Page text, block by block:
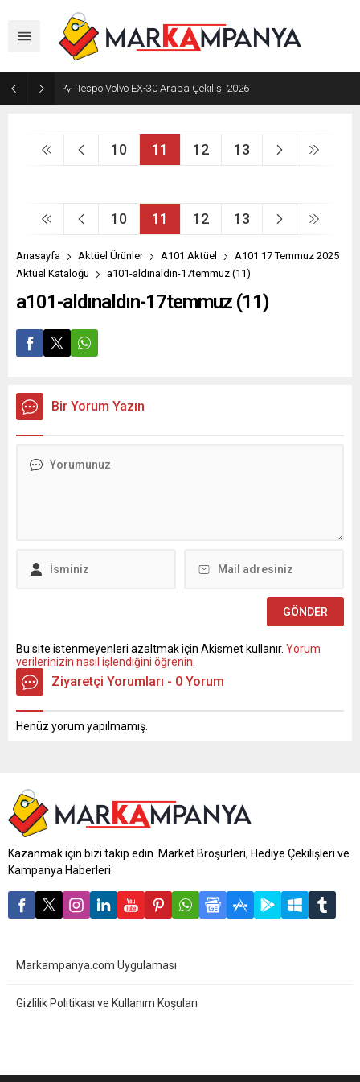
Tespo Volvo EX-30 Araba Çekilişi 2026
10 11 12 13
10 11 12 13
Anasayfa Aktüel Ürünler A101 Aktüel
A101 17 Temmuz 2025
Aktüel Kataloğu
a101-aldınaldın-17temmuz (11)
a101-aldınaldın-17temmuz (11)
Bir Yorum Yazın
Bu site istenmeyenleri azaltmak için Akismet kullanır. Yorum
verilerinizin nasıl işlendiğini öğrenin.
Ziyaretçi Yorumları - 0 Yorum
Henüz yorum yapılmamış.
Kazanmak için bizi takip edin. Market Broşürleri, Hediye Çekilişleri ve
Kampanya Haberleri.
Markampanya.com Uygulaması
Gizlilik Politikası ve Kullanım Koşuları